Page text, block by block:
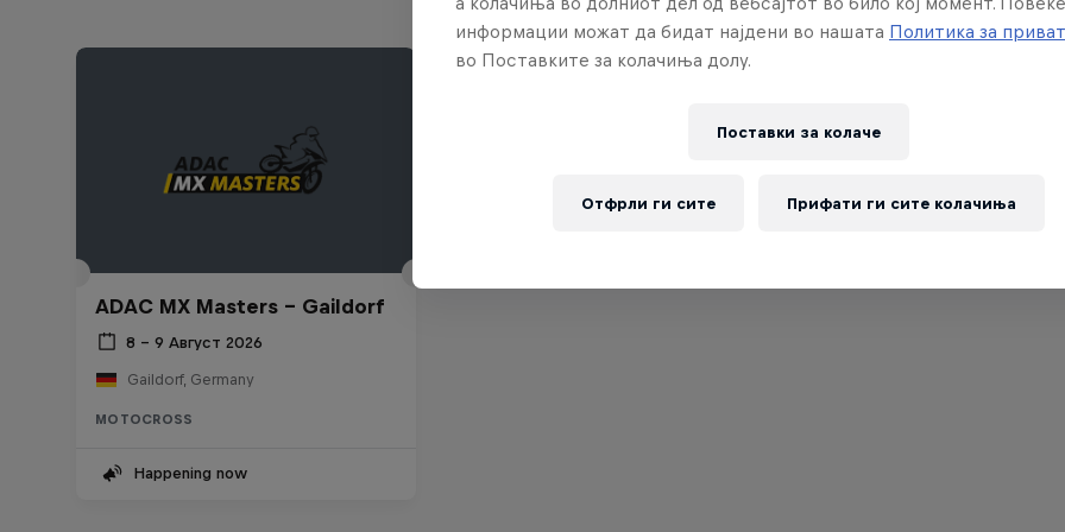
ADAC MX Masters – Gaildorf
8 – 9 Август 2026
Gaildorf, Germany
MOTOCROSS
Happening now
информации можат да бидат најдени во нашата Политика за
во Поставките за колачиња долу.
Поставки за колачe
Отфрли ги сите Прифати ги сите колачиња